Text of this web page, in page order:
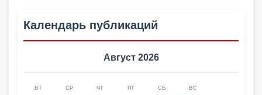
Календарь публикаций
Август 2026
ВТ СР ЧТ ПТ СБ ВС